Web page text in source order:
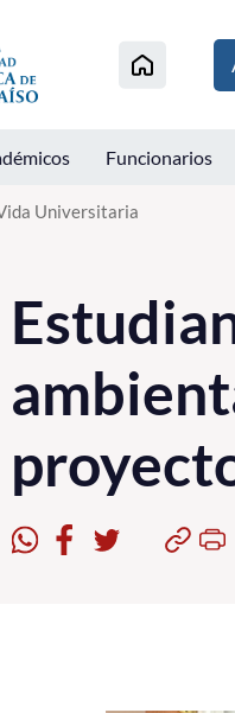
al contenido
Funcionarios
Universitaria